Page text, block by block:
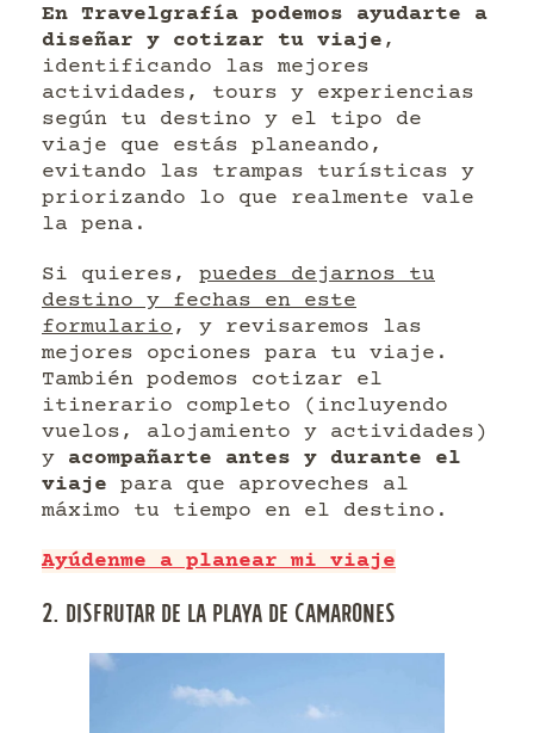
En Travelgrafía podemos ayudarte a
diseñar y cotizar tu viaje ,
identificando las mejores
actividades, tours y experiencias
según tu destino y el tipo de
viaje que estás planeando,
evitando las trampas turísticas y
priorizando lo que realmente vale
la pena.
Si quieres, puedes dejarnos tu
destino y fechas en este
formulario , y revisaremos las
mejores opciones para tu viaje.
También podemos cotizar el
itinerario completo (incluyendo
vuelos, alojamiento y actividades)
y acompañarte antes y durante el
viaje para que aproveches al
máximo tu tiempo en el destino.
Ayúdenme a planear mi viaje
2. DISFRUTAR DE LA PLAYA DE CAMARONES